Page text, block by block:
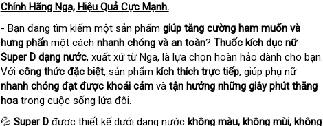
Chính Hãng Nga, Hiệu Quả Cực Mạnh.
- Bạn đang tìm kiếm một sản phẩm giúp tăng cường ham muốn và
hưng phấnmột cách nhanh chóng và an toàn? Thuốc kích dục nữ
Super D dạng nước, xuất xứ từ Nga, là lựa chọn hoàn hảo dành cho bạn.
Với công thức đặc biệt, sản phẩm kích thích trực tiếp, giúp phụ nữ
nhanh chóng đạt được khoái cảmvà tận hưởng những giây phút thăng
hoatrong cuộc sống lứa đôi.
💦 Super Dđược thiết kế dưới dạng nước không màu, không mùi, không